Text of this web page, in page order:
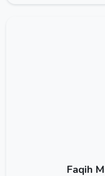
Faqih